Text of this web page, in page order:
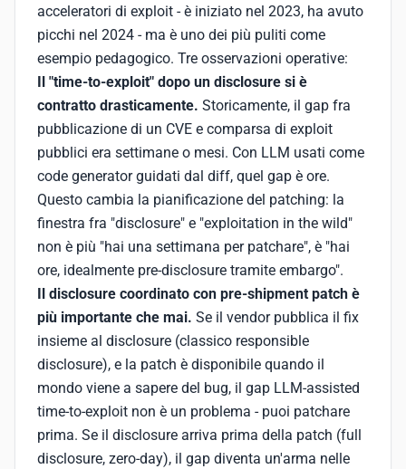
acceleratori di exploit - è iniziato nel 2023, ha avuto
picchi nel 2024 - ma è uno dei più puliti come
esempio pedagogico. Tre osservazioni operative:
Il "time-to-exploit" dopo un disclosure si è
contratto drasticamente. Storicamente, il gap fra
pubblicazione di un CVE e comparsa di exploit
pubblici era settimane o mesi. Con LLM usati come
code generator guidati dal diff, quel gap è ore.
Questo cambia la pianificazione del patching: la
finestra fra "disclosure" e "exploitation in the wild"
non è più "hai una settimana per patchare", è "hai
ore, idealmente pre-disclosure tramite embargo".
Il disclosure coordinato con pre-shipment patch è
più importante che mai. Se il vendor pubblica il fix
insieme al disclosure (classico responsible
disclosure), e la patch è disponibile quando il
mondo viene a sapere del bug, il gap LLM-assisted
time-to-exploit non è un problema - puoi patchare
prima. Se il disclosure arriva prima della patch (full
disclosure, zero-day), il gap diventa un'arma nelle